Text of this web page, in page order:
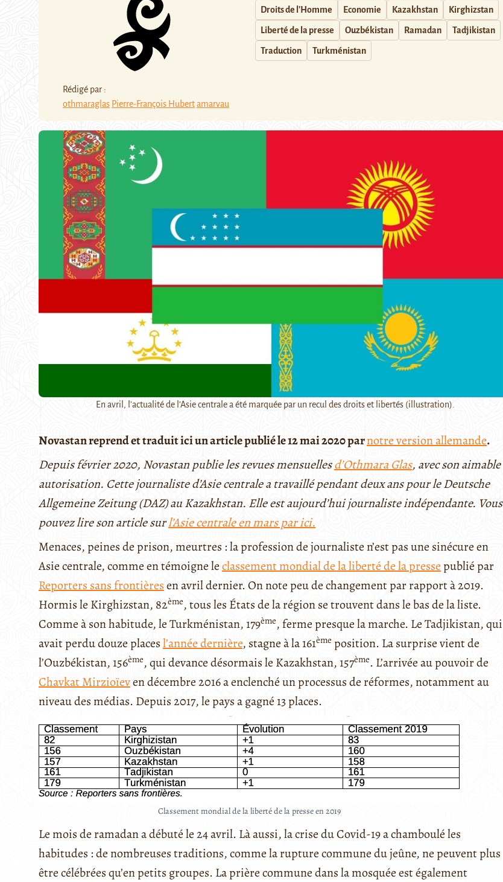
Rédigé par :
othmaraglas Pierre-François Hubertamarvau
Droits de l'Homme Economie Kazakhstan Kirghizstan
Liberté de la presse Ouzbékistan Ramadan Tadjikistan
Traduction Turkménistan
En avril, l'actualité de l’Asie centrale a été marquée par un recul des droits et libertés (illustration).
Novastan reprend et traduit ici un article publié le 12 mai 2020 parnotre version allemande.
Depuis février 2020, Novastan publie les revues mensuellesd’Othmara Glas, avec son aimable
autorisation. Cette journaliste d’Asie centrale a travaillé pendant deux ans pour le Deutsche
Allgemeine Zeitung (DAZ) au Kazakhstan. Elle est aujourd’hui journaliste indépendante. Vous
pouvez lire son article surl’Asie centrale en mars par ici.
Menaces, peines de prison, meurtres : la profession de journaliste n’est pas une sinécure en
Asie centrale, comme en témoigne leclassement mondial de la liberté de la pressepublié par
Reporters sans frontièresen avril dernier. On note peu de changement par rapport à 2019.
Hormis le Kirghizstan, 82ème, tous les États de la région se trouvent dans le bas de la liste.
Comme à son habitude, le Turkménistan, 179ème, ferme presque la marche. Le Tadjikistan, qui
avait perdu douze placesl’année dernière, stagne à la 161ème position. La surprise vient de
l’Ouzbékistan, 156ème, qui devance désormais le Kazakhstan, 157ème. L’arrivée au pouvoir de
Chavkat Mirzioïeven décembre 2016 a enclenché un processus de réformes, notamment au
niveau des médias. Depuis 2017, le pays a gagné 13 places.
Classement mondial de la liberté de la presse en 2019
Le mois de ramadan a débuté le 24 avril. Là aussi, la crise du Covid-19 a chamboulé les
habitudes : de nombreuses traditions, comme la rupture commune du jeûne, ne peuvent plus
être célébrées qu’en petits groupes. La prière commune dans la mosquée est également